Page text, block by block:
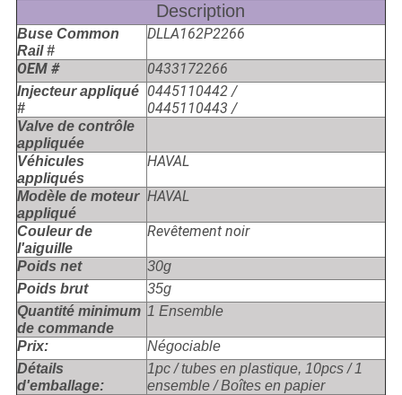
Description
Buse Common
Rail #
DLLA162P2266
OEM # 0433172266
Injecteur appliqué
#
0445110442 /
0445110443 /
Valve de contrôle
appliquée
Véhicules
appliqués
HAVAL
Modèle de moteur
appliqué
HAVAL
Couleur de
l'aiguille
Revêtement noir
Poids net
30g
Poids brut
35g
Quantité minimum
de commande
1 Ensemble
Prix:
Négociable
Détails
d'emballage:
1pc / tubes en plastique, 10pcs / 1
ensemble / Boîtes en papier